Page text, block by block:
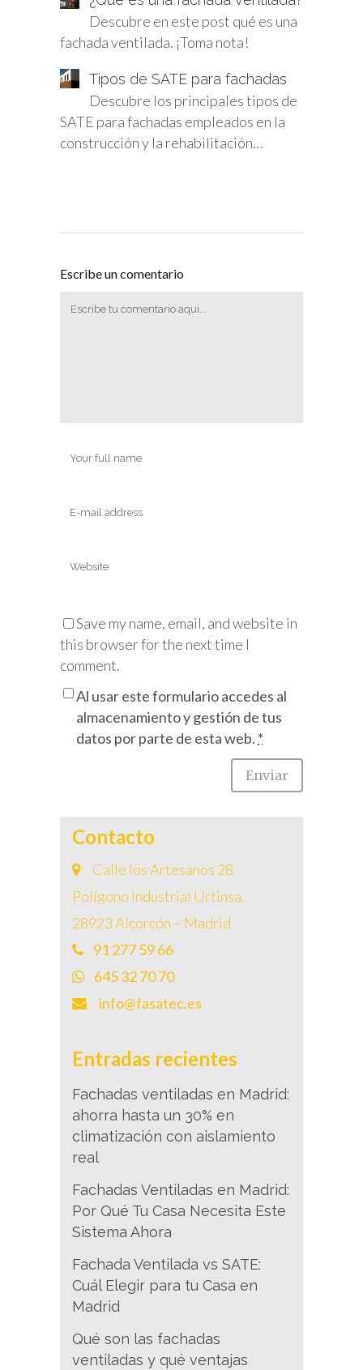
Descubre en este post qué es una
fachada ventilada. ¡Toma nota!
Tipos de SATE para fachadas
Descubre los principales tipos de
SATE para fachadas empleados en la
construcción y la rehabilitación…
Escribe un comentario
Save my name, email, and website in
this browser for the next time I
comment.
Al usar este formulario accedes al
almacenamiento y gestión de tus
datos por parte de esta web. *
Contacto
Calle los Artesanos 28
Polígono Industrial Urtinsa.
28923 Alcorcón – Madrid
91 277 59 66
645 32 70 70
info@fasatec.es
Entradas recientes
Fachadas ventiladas en Madrid:
ahorra hasta un 30% en
climatización con aislamiento
real
Fachadas Ventiladas en Madrid:
Por Qué Tu Casa Necesita Este
Sistema Ahora
Fachada Ventilada vs SATE:
Cuál Elegir para tu Casa en
Madrid
Qué son las fachadas
ventiladas y qué ventajas